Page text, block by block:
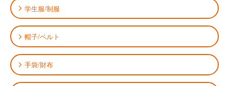
学生服/制服
帽子/ベルト
手袋/財布